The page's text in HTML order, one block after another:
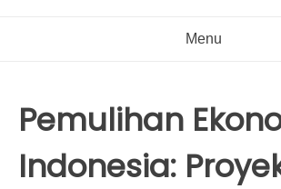
Menu
Pemulihan
Indonesia: